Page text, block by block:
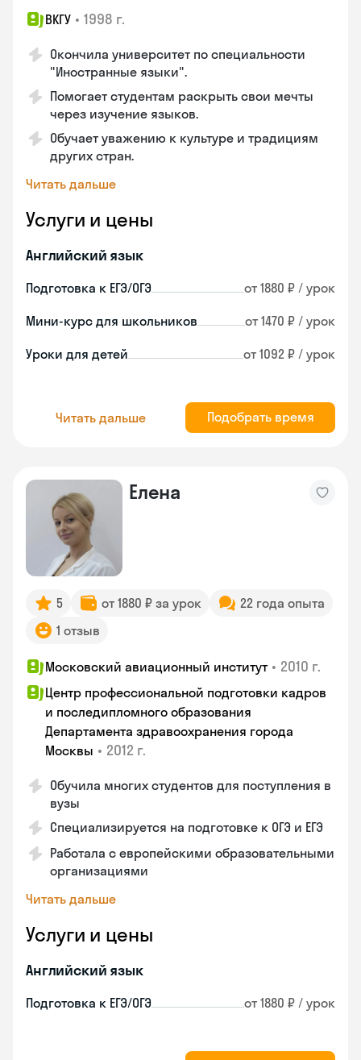
ВКГУ • 1998 г.
Окончила университет по специальности
"Иностранные языки".
Помогает студентам раскрыть свои мечты
через изучение языков.
Обучает уважению к культуре и традициям
других стран.
Читать дальше
Услуги и цены
Английский язык
Подготовка к ЕГЭ/ОГЭ от 1880 ₽ / урок
Мини-курс для школьников от 1470 ₽ / урок
Уроки для детей от 1092 ₽ / урок
Читать дальше Подобрать время
Елена
5 от 1880 ₽ за урок
22 года опыта
1 отзыв
Московский авиационный институт • 2010 г.
Центр профессиональной подготовки кадров
и последипломного образования
Департамента здравоохранения города
Москвы • 2012 г.
Обучила многих студентов для поступления в
вузы
Специализируется на подготовке к ОГЭ и ЕГЭ
Работала с европейскими образовательными
организациями
Читать дальше
Услуги и цены
Английский язык
Подготовка к ЕГЭ/ОГЭ от 1880 ₽ / урок